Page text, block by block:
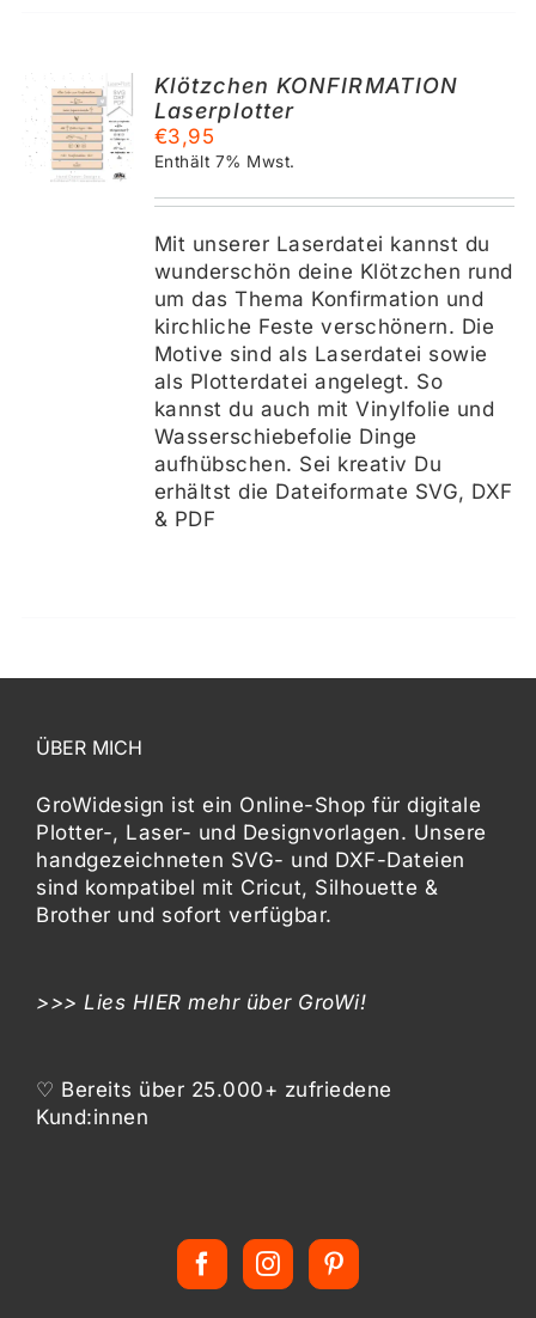
Klötzchen KONFIRMATION
Laserplotter
€3,95
Enthält 7% Mwst.
Mit unserer Laserdatei kannst du
wunderschön deine Klötzchen rund
um das Thema Konfirmation und
kirchliche Feste verschönern. Die
Motive sind als Laserdatei sowie
als Plotterdatei angelegt. So
kannst du auch mit Vinylfolie und
Wasserschiebefolie Dinge
aufhübschen. Sei kreativ Du
erhältst die Dateiformate SVG, DXF
& PDF
ÜBER MICH
GroWidesign ist ein Online-Shop für digitale
Plotter-, Laser- und Designvorlagen. Unsere
handgezeichneten SVG- und DXF-Dateien
sind kompatibel mit Cricut, Silhouette &
Brother und sofort verfügbar.
>>> Lies HIER mehr über GroWi!
♡ Bereits über 25.000+ zufriedene
Kund:innen